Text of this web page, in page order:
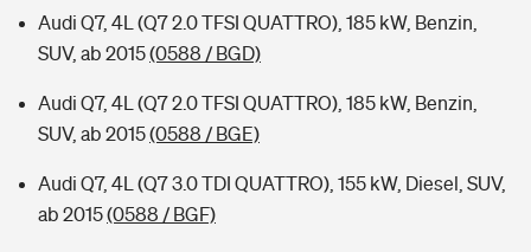
Audi Q7, 4L (Q7 2.0 TFSI QUATTRO), 185 kW, Benzin,
SUV, ab 2015(0588 / BGD)
Audi Q7, 4L (Q7 2.0 TFSI QUATTRO), 185 kW, Benzin,
SUV, ab 2015(0588 / BGE)
Audi Q7, 4L (Q7 3.0 TDI QUATTRO), 155 kW, Diesel, SUV,
ab 2015(0588 / BGF)